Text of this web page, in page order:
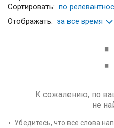
Сортировать: по
Отображать: за все время
К сожалению, по
не
Убедитесь, что все слова